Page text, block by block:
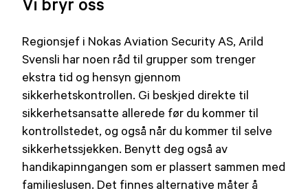
Regionsjef i Nokas Aviation Security AS, Arild
Svensli har noen råd til grupper som trenger
ekstra tid og hensyn gjennom
sikkerhetskontrollen. Gi beskjed direkte til
sikkerhetsansatte allerede før du kommer til
kontrollstedet, og også når du kommer til selve
sikkerhetssjekken. Benytt deg også av
handikapinngangen som er plassert sammen med
familieslusen. Det finnes alternative måter å